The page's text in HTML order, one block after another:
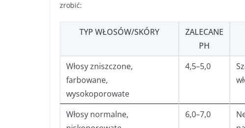
zrobić:
TYP WŁOSÓW/SKÓRY
ZALECANE
PH
Włosy zniszczone,
farbowane,
wysokoporowate
4,5–5,0
Włosy normalne,
6,0–7,0